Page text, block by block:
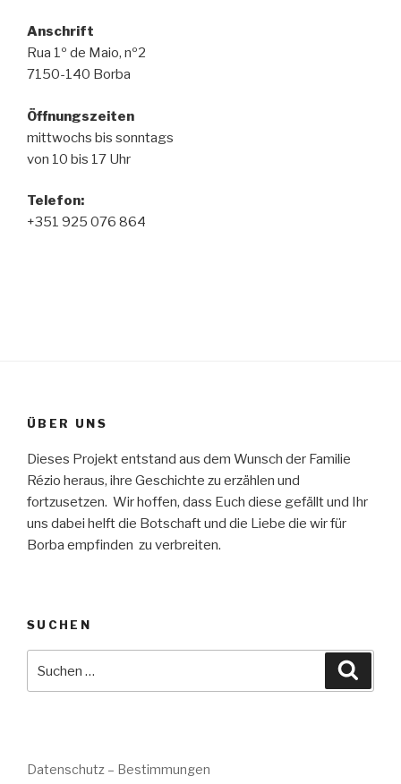
Anschrift
Rua 1º de Maio, nº2
7150-140 Borba
Öffnungszeiten
mittwochs bis sonntags
von 10 bis 17 Uhr
Telefon:
+351 925 076 864
ÜBER UNS
Dieses Projekt entstand aus dem Wunsch der Familie
Rézio heraus, ihre Geschichte zu erzählen und
fortzusetzen. Wir hoffen, dass Euch diese gefällt und Ihr
uns dabei helft die Botschaft und die Liebe die wir für
Borba empfinden zu verbreiten.
SUCHEN
nach:
Datenschutz – Bestimmungen